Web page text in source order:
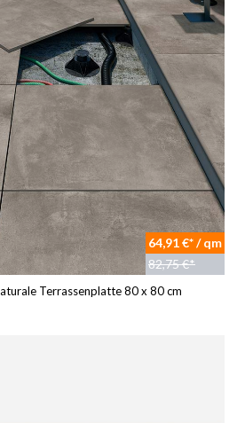
64,91 €* / qm
82,75 €*
Terrassenplatte 80 x 80 cm